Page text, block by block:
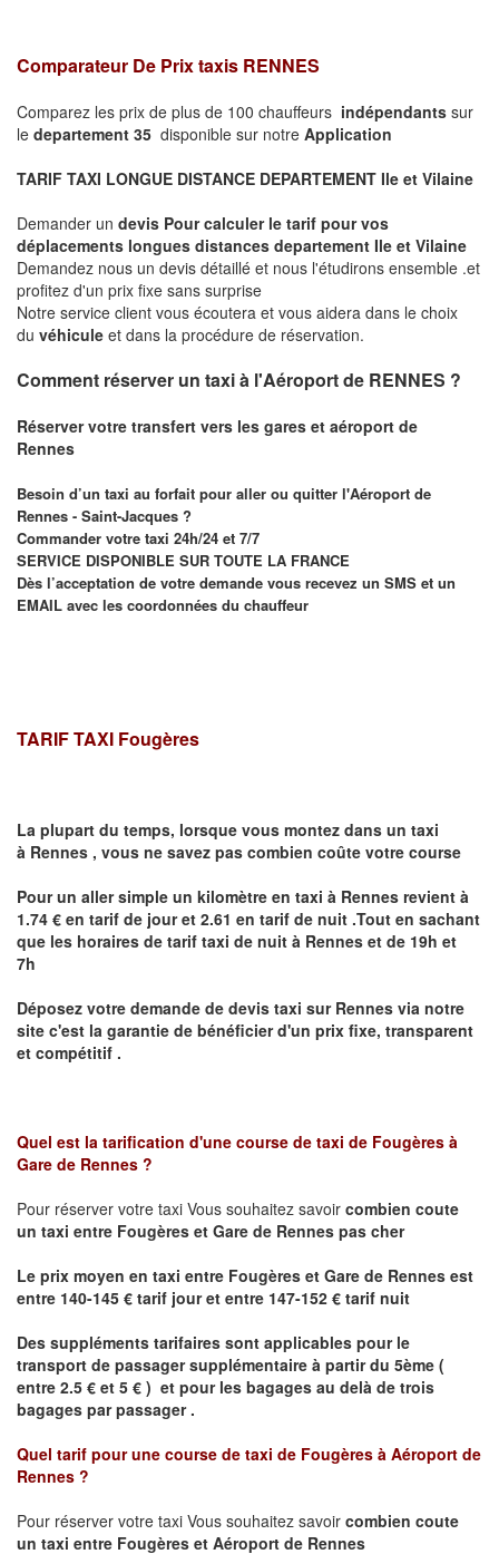
Comparateur De Prix taxis RENNES
Comparez les prix de plus de 100 chauffeurs indépendants sur
le departement 35 disponible sur notre Application
TARIF TAXI LONGUE DISTANCE DEPARTEMENT Ile et Vilaine
Demander un devis Pour calculer le tarif pour vos
déplacements longues distances departement Ile et Vilaine
Demandez nous un devis détaillé et nous l'étudirons ensemble .et
profitez d'un prix fixe sans surprise
Notre service client vous écoutera et vous aidera dans le choix
du véhicule et dans la procédure de réservation.
Comment réserver un taxi à l'Aéroport de RENNES ?
Réserver votre transfert vers les gares et aéroport de
Rennes
Besoin d’un taxi au forfait pour aller ou quitter l'Aéroport de
Rennes - Saint-Jacques ?
Commander votre taxi 24h/24 et 7/7
SERVICE DISPONIBLE SUR TOUTE LA FRANCE
Dès l’acceptation de votre demande vous recevez un SMS et un
EMAIL avec les coordonnées du chauffeur
TARIF TAXI Fougères
La plupart du temps, lorsque vous montez dans un taxi
à Rennes , vous ne savez pas combien coûte votre course
Pour un aller simple un kilomètre en taxi à Rennes revient à
1.74 € en tarif de jour et 2.61 en tarif de nuit .Tout en sachant
que les horaires de tarif taxi de nuit à Rennes et de 19h et
7h
Déposez votre demande de devis taxi sur Rennes via notre
site c'est la garantie de bénéficier d'un prix fixe, transparent
et compétitif .
Quel est la tarification d'une course de taxi de Fougères à
Gare de Rennes ?
Pour réserver votre taxi Vous souhaitez savoir combien coute
un taxi entre Fougères et Gare de Rennes pas cher
Le prix moyen en taxi entre Fougères et Gare de Rennes est
entre 140-145 € tarif jour et entre 147-152 € tarif nuit
Des suppléments tarifaires sont applicables pour le
transport de passager supplémentaire à partir du 5ème (
entre 2.5 € et 5 € ) et pour les bagages au delà de trois
bagages par passager .
Quel tarif pour une course de taxi de Fougères à Aéroport de
Rennes ?
Pour réserver votre taxi Vous souhaitez savoir combien coute
un taxi entre Fougères et Aéroport de Rennes